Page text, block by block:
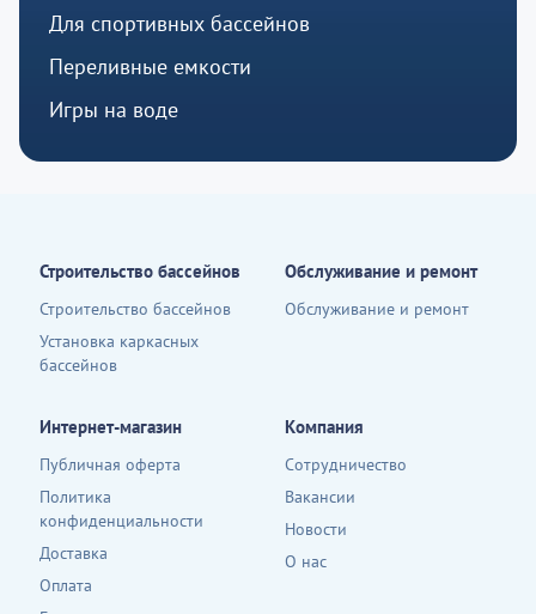
Для спортивных бассейнов
Переливные емкости
Игры на воде
Строительство бассейнов
Строительство бассейнов
Установка каркасных
бассейнов
Обслуживание и ремонт
Обслуживание и ремонт
Интернет-магазин
Публичная оферта
Политика
конфиденциальности
Доставка
Оплата
Компания
Сотрудничество
Вакансии
Новости
О нас